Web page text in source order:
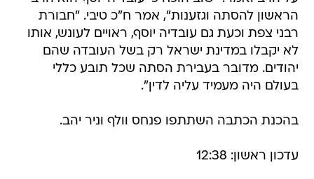
הראשון להסתה וגזענות", אמר ח"כ טיבי. "חבורת
רבני צפת וכעת גם עובדיה יוסף, ראויים לעונש, אותו
לא יקבלו במדינת ישראל רק בשל העובדה שהם
יהודים. מדובר בעבירת הסתה שכל תובע כללי
בעולם היה מעמיד עליה לדין".
בהכנת הכתבה השתתפו פנחס וולף וניר יהב.
עדכון ראשון: 12:38